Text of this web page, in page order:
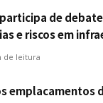
de
e riscos em
de leitura
emplacamentos